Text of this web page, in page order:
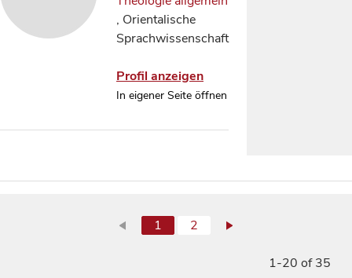
, Orientalische
Sprachwissenschaft
Profil anzeigen
In eigener Seite öffnen
1 2
1-20 of 35